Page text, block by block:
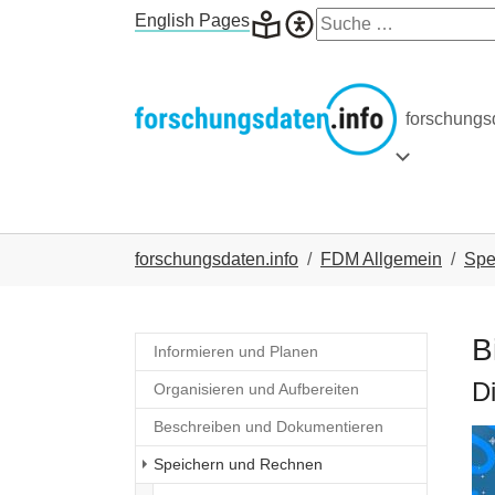
Skip to main navigation
Skip to main content
Skip to page footerEnglish Pages
Submenu
forschungsdaten.info FDM Allgemein
Informieren und Planen
Organisieren und Aufbereiten
Beschreiben und Dokumentieren
Speichern und Rechnen